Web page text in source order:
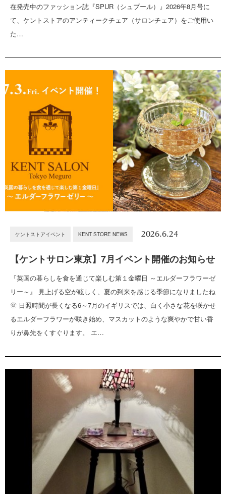
在発売中のファッション誌『SPUR（シュプール）』2026年8月号に
て、ケントストアのアンティークチェア（サロンチェア）をご使用い
た…
ケントストアイベント KENT STORE NEWS 2026.6.24
【ケントサロン東京】7月イベント開催のお知らせ
『英国の暮らしを食を通じて楽しむ第１金曜日 ～エルダーフラワーゼ
リー～』 見上げる空が眩しく、夏の到来を感じる季節になりましたね
🌞 日照時間が長くなる6～7月のイギリスでは、白く小さな花を咲かせ
るエルダーフラワーが咲き始め、マスカットのような爽やかで甘い香
りが鼻先をくすぐります。 エ…